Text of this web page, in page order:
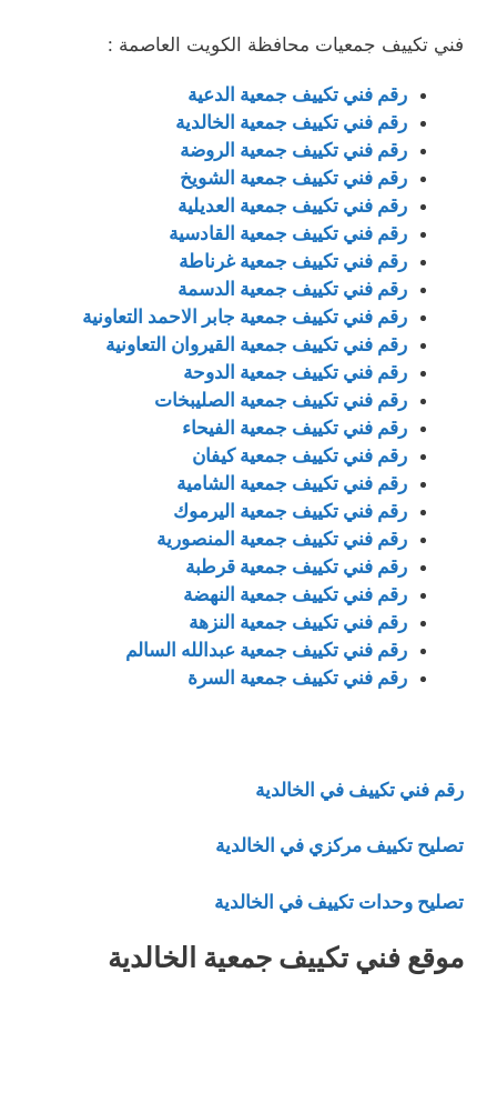
فني تكييف جمعيات محافظة الكويت العاصمة :
رقم فني تكييف جمعية الدعية
رقم فني تكييف جمعية الخالدية
رقم فني تكييف جمعية الروضة
رقم فني تكييف جمعية الشويخ
رقم فني تكييف جمعية العديلية
رقم فني تكييف جمعية القادسية
رقم فني تكييف جمعية غرناطة
رقم فني تكييف جمعية الدسمة
رقم فني تكييف جمعية جابر الاحمد التعاونية
رقم فني تكييف جمعية القيروان التعاونية
رقم فني تكييف جمعية الدوحة
رقم فني تكييف جمعية الصليبخات
رقم فني تكييف جمعية الفيحاء
رقم فني تكييف جمعية كيفان
رقم فني تكييف جمعية الشامية
رقم فني تكييف جمعية اليرموك
رقم فني تكييف جمعية المنصورية
رقم فني تكييف جمعية قرطبة
رقم فني تكييف جمعية النهضة
رقم فني تكييف جمعية النزهة
رقم فني تكييف جمعية عبدالله السالم
رقم فني تكييف جمعية السرة
رقم فني تكييف في الخالدية
تصليح تكييف مركزي في الخالدية
تصليح وحدات تكييف في الخالدية
موقع فني تكييف جمعية الخالدية